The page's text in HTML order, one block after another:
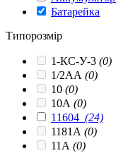
Батарейка
Типорозмір
1-КС-У-3 (0)
1/2AA (0)
10 (0)
10A (0)
11604 (24)
1181A (0)
11A (0)